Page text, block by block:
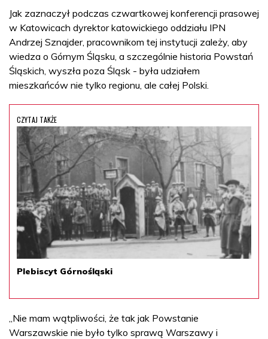
Jak zaznaczył podczas czwartkowej konferencji prasowej
w Katowicach dyrektor katowickiego oddziału IPN
Andrzej Sznajder, pracownikom tej instytucji zależy, aby
wiedza o Górnym Śląsku, a szczególnie historia Powstań
Śląskich, wyszła poza Śląsk - była udziałem
mieszkańców nie tylko regionu, ale całej Polski.
CZYTAJ TAKŻE
Plebiscyt Górnośląski
„Nie mam wątpliwości, że tak jak Powstanie
Warszawskie nie było tylko sprawą Warszawy i